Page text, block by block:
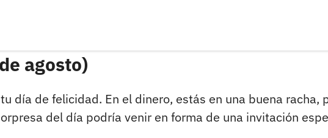
agosto)
día de felicidad. En el dinero, estás en una buena racha,
del día podría venir en forma de una invitación